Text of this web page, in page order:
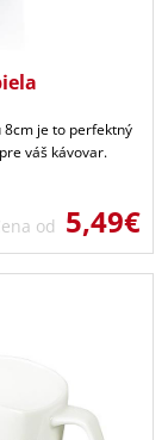
8cm je to perfektný
váš kávovar.
od 5,49€